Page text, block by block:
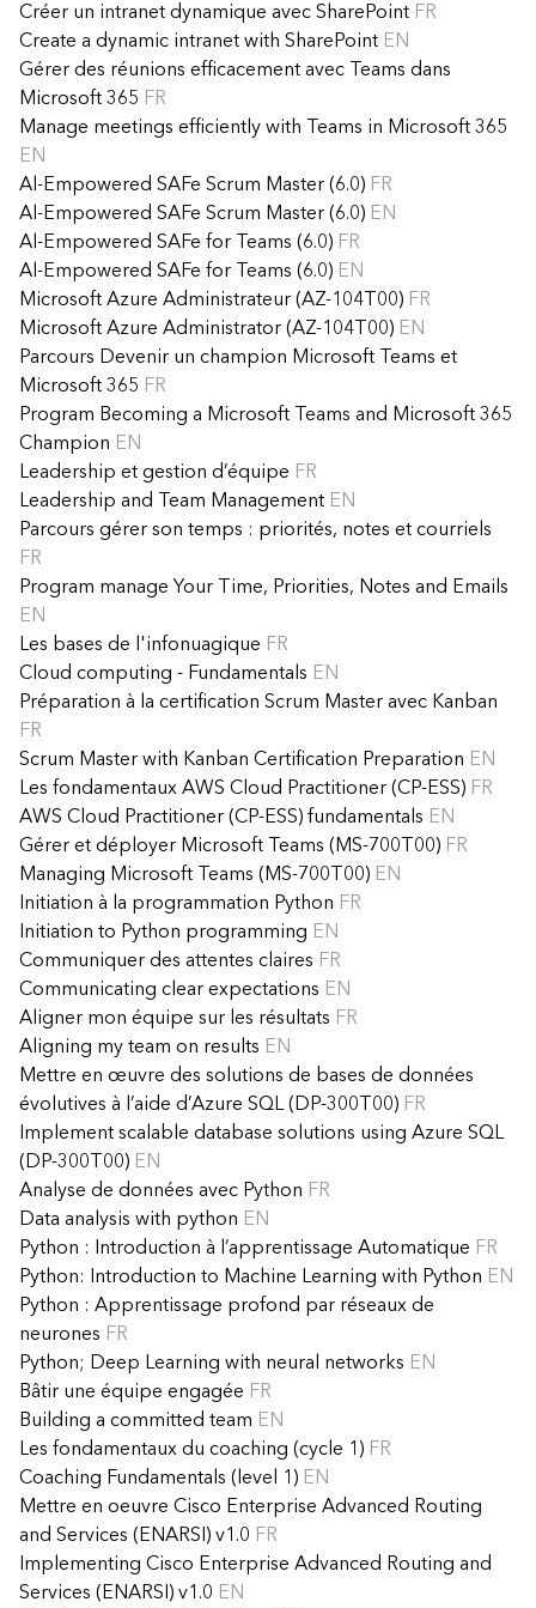
Créer un intranet dynamique avec SharePoint FR
Create a dynamic intranet with SharePoint EN
Gérer des réunions efficacement avec Teams dans
Microsoft 365 FR
Manage meetings efficiently with Teams in Microsoft 365
EN
Al-Empowered SAFe Scrum Master (6.0) FR
Al-Empowered SAFe Scrum Master (6.0) EN
Al-Empowered SAFe for Teams (6.0) FR
Al-Empowered SAFe for Teams (6.0) EN
Microsoft Azure Administrateur (AZ-104T00) FR
Microsoft Azure Administrator (AZ-104T00) EN
Parcours Devenir un champion Microsoft Teams et
Microsoft 365 FR
Program Becoming a Microsoft Teams and Microsoft 365
Champion EN
Leadership et gestion d’équipe FR
Leadership and Team Management EN
Parcours gérer son temps : priorités, notes et courriels
FR
Program manage Your Time, Priorities, Notes and Emails
EN
Les bases de l'infonuagique FR
Cloud computing - Fundamentals EN
Préparation à la certification Scrum Master avec Kanban
FR
Scrum Master with Kanban Certification Preparation EN
Les fondamentaux AWS Cloud Practitioner (CP-ESS) FR
AWS Cloud Practitioner (CP-ESS) fundamentals EN
Gérer et déployer Microsoft Teams (MS-700T00) FR
Managing Microsoft Teams (MS-700T00) EN
Initiation à la programmation Python FR
Initiation to Python programming EN
Communiquer des attentes claires FR
Communicating clear expectations EN
Aligner mon équipe sur les résultats FR
Aligning my team on results EN
Mettre en œuvre des solutions de bases de données
évolutives à l’aide d’Azure SQL (DP-300T00) FR
Implement scalable database solutions using Azure SQL
(DP-300T00) EN
Analyse de données avec Python FR
Data analysis with python EN
Python : Introduction à l’apprentissage Automatique FR
Python: Introduction to Machine Learning with Python EN
Python : Apprentissage profond par réseaux de
neurones FR
Python; Deep Learning with neural networks EN
Bâtir une équipe engagée FR
Building a committed team EN
Les fondamentaux du coaching (cycle 1) FR
Coaching Fundamentals (level 1) EN
Mettre en oeuvre Cisco Enterprise Advanced Routing
and Services (ENARSI) v1.0 FR
Implementing Cisco Enterprise Advanced Routing and
Services (ENARSI) v1.0 EN